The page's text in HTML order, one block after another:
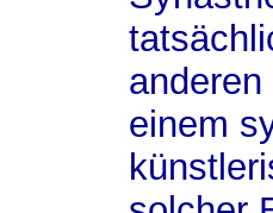
einem